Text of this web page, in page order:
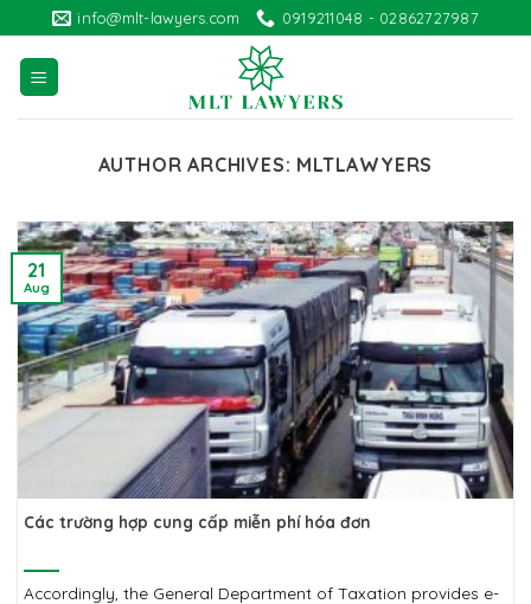
content
info@mlt-lawyers.com 0919211048 - 02862727987
AUTHOR ARCHIVES: MLTLAWYERS
Các trường hợp cung cấp miễn phí hóa đơn
Accordingly, the General Department of Taxation provides e-
21
Aug